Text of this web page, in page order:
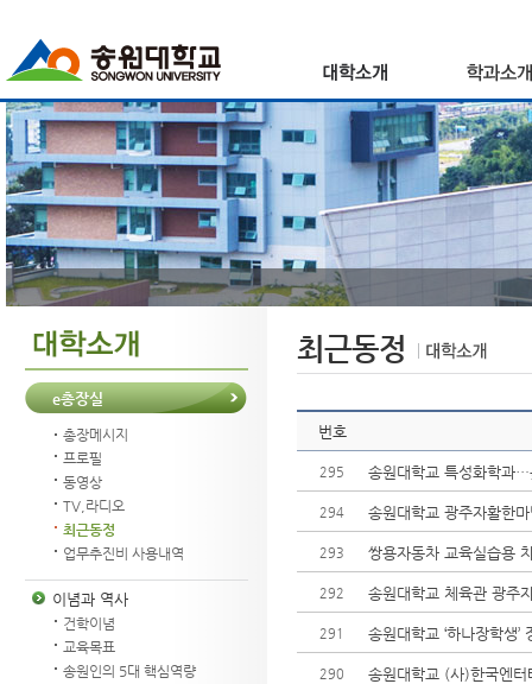
e총장실
총장메시지
프로필
동영상
TV,라디오
최근동정
업무추진비 사용내역
이념과 역사
건학이념
교육목표
송원인의 5대 핵심역량
최근동정
번호
295 송원대학교 특성화학과…
294 송원대학교 광주자활한
293 쌍용자동차 교육실습용
292 송원대학교 체육관 광주
291 송원대학교 ‘하나장학생’
290 송원대학교 (사)한국엔